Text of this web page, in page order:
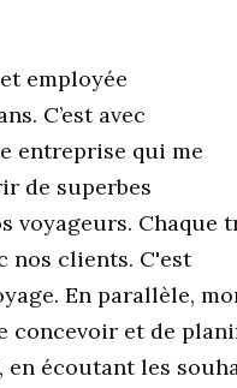
employée
C’est avec
entreprise qui me
de superbes
voyageurs. Chaque
nos clients. C'est
En parallèle,
concevoir et de
en écoutant les